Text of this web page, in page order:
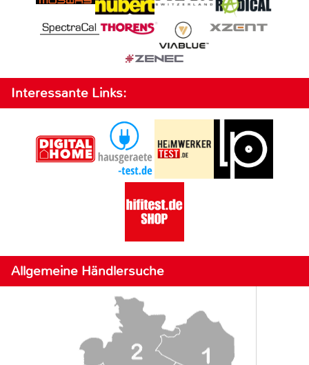
Interessante Links:
Allgemeine Händlersuche